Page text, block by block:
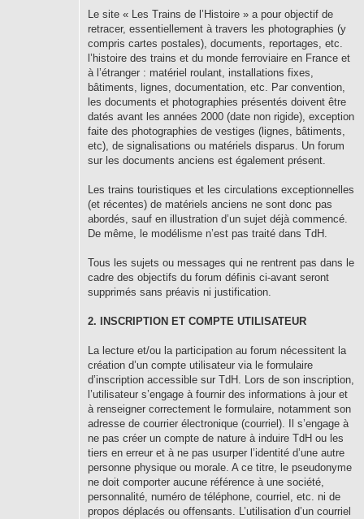
Le site « Les Trains de l’Histoire » a pour objectif de
retracer, essentiellement à travers les photographies (y
compris cartes postales), documents, reportages, etc.
l’histoire des trains et du monde ferroviaire en France et
à l’étranger : matériel roulant, installations fixes,
bâtiments, lignes, documentation, etc. Par convention,
les documents et photographies présentés doivent être
datés avant les années 2000 (date non rigide), exception
faite des photographies de vestiges (lignes, bâtiments,
etc), de signalisations ou matériels disparus. Un forum
sur les documents anciens est également présent.
Les trains touristiques et les circulations exceptionnelles
(et récentes) de matériels anciens ne sont donc pas
abordés, sauf en illustration d’un sujet déjà commencé.
De même, le modélisme n’est pas traité dans TdH.
Tous les sujets ou messages qui ne rentrent pas dans le
cadre des objectifs du forum définis ci-avant seront
supprimés sans préavis ni justification.
2. INSCRIPTION ET COMPTE UTILISATEUR
La lecture et/ou la participation au forum nécessitent la
création d’un compte utilisateur via le formulaire
d’inscription accessible sur TdH. Lors de son inscription,
l’utilisateur s’engage à fournir des informations à jour et
à renseigner correctement le formulaire, notamment son
adresse de courrier électronique (courriel). Il s’engage à
ne pas créer un compte de nature à induire TdH ou les
tiers en erreur et à ne pas usurper l’identité d’une autre
personne physique ou morale. A ce titre, le pseudonyme
ne doit comporter aucune référence à une société,
personnalité, numéro de téléphone, courriel, etc. ni de
propos déplacés ou offensants. L’utilisation d’un courriel